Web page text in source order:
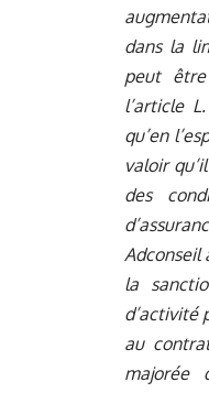
dans la
peut
l’article
qu’en
valoir
des
Adconseil
la
d’activité
au
majorée